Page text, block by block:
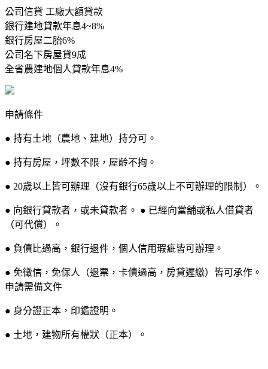
公司信貸 工廠大額貸款
銀行建地貸款年息4~8%
銀行房屋二胎6%
公司名下房屋貸9成
全省農建地個人貸款年息4%
申請條件
● 持有土地（農地、建地）持分可。
● 持有房屋，坪數不限，屋齡不拘。
● 20歲以上皆可辦理（沒有銀行65歲以上不可辦理的限制）。
● 向銀行貸款者，或未貸款者。 ● 已經向當舖或私人借貸者
（可代償）。
● 負債比過高，銀行退件，個人信用瑕疵皆可辦理。
● 免徵信，免保人（退票，卡債過高，房貸遲繳）皆可承作。
申請需備文件
● 身分證正本，印鑑證明。
● 土地，建物所有權狀（正本）。